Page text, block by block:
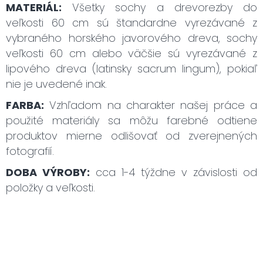
MATERIÁL: Všetky sochy a drevorezby do
veľkosti 60 cm sú štandardne vyrezávané z
vybraného horského javorového dreva, sochy
veľkosti 60 cm alebo väčšie sú vyrezávané z
lipového dreva (latinsky sacrum lingum), pokiaľ
nie je uvedené inak.
FARBA: Vzhľadom na charakter našej práce a
použité materiály sa môžu farebné odtiene
produktov mierne odlišovať od zverejnených
fotografií.
DOBA VÝROBY: cca 1-4 týždne v závislosti od
položky a veľkosti.